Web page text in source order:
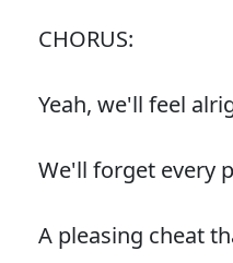
CHORUS:
Yeah, we'll feel
We'll forget every
A pleasing cheat